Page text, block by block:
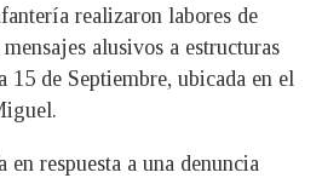
realizaron labores de
alusivos a estructuras
15 de Septiembre, ubicada en el
respuesta a una denuncia